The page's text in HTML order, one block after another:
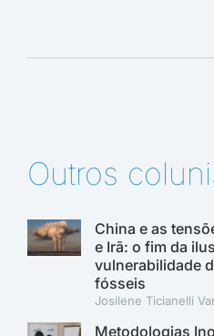
Outros
China e as
e Irã: o fim da
vulnerabilidade
fósseis
Josilene Ticianelli
Metodologias